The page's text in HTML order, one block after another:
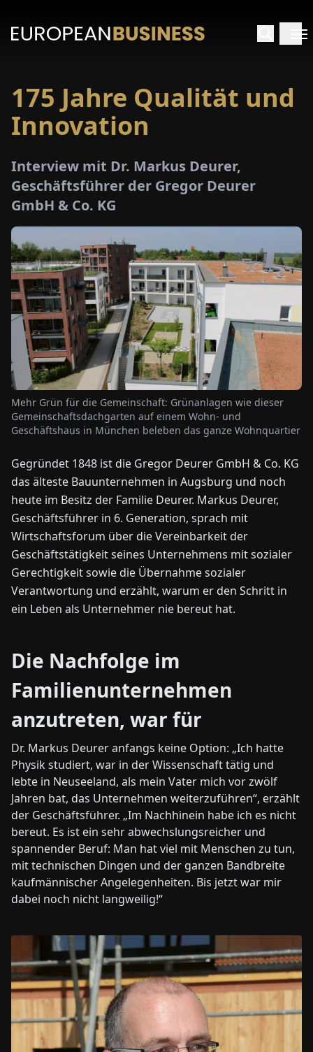
PAPER
NEWS
ÜBER
UNS
KONTAKT
UNS
175 Jahre Qualität und
Innovation
Interview mit Dr. Markus Deurer,
Geschäftsführer der Gregor Deurer
GmbH & Co. KG
Mehr Grün für die Gemeinschaft: Grünanlagen wie dieser
Gemeinschaftsdachgarten auf einem Wohn- und
Geschäftshaus in München beleben das ganze Wohnquartier
Gegründet 1848 ist die Gregor Deurer GmbH & Co. KG
das älteste Bauunternehmen in Augsburg und noch
heute im Besitz der Familie Deurer. Markus Deurer,
Geschäftsführer in 6. Generation, sprach mit
Wirtschaftsforum über die Vereinbarkeit der
Geschäftstätigkeit seines Unternehmens mit sozialer
Gerechtigkeit sowie die Übernahme sozialer
Verantwortung und erzählt, warum er den Schritt in
ein Leben als Unternehmer nie bereut hat.
Die Nachfolge im
Familienunternehmen
anzutreten, war für
Dr. Markus Deurer anfangs keine Option: „Ich hatte
Physik studiert, war in der Wissenschaft tätig und
lebte in Neuseeland, als mein Vater mich vor zwölf
Jahren bat, das Unternehmen weiterzuführen“, erzählt
der Geschäftsführer. „Im Nachhinein habe ich es nicht
bereut. Es ist ein sehr abwechslungsreicher und
spannender Beruf: Man hat viel mit Menschen zu tun,
mit technischen Dingen und der ganzen Bandbreite
kaufmännischer Angelegenheiten. Bis jetzt war mir
dabei noch nicht langweilig!“